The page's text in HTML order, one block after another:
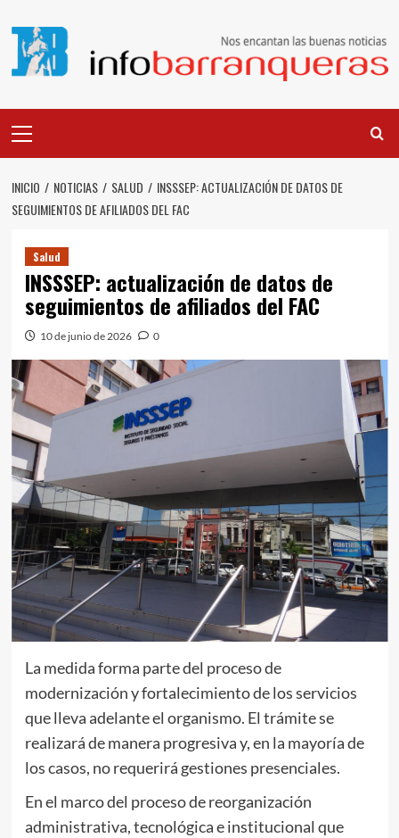
contenido
principal
INICIO NOTICIAS SALUD
INSSSEP: ACTUALIZACIÓN DE DATOS DE
SEGUIMIENTOS DE AFILIADOS DEL FAC
Salud
INSSSEP: actualización de datos de
seguimientos de afiliados del FAC
10 de junio de 2026 0
La medida forma parte del proceso de
modernización y fortalecimiento de los servicios
que lleva adelante el organismo. El trámite se
realizará de manera progresiva y, en la mayoría de
los casos, no requerirá gestiones presenciales.
En el marco del proceso de reorganización
administrativa, tecnológica e institucional que